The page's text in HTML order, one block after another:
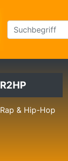
R2HP
Rap & Hip-Hop